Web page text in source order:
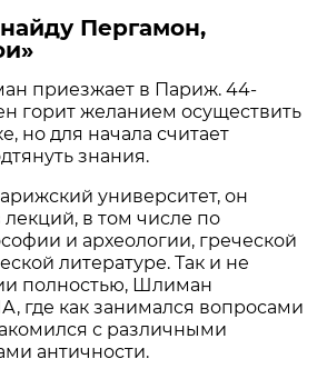
Пергамон,
приезжает в Париж. 44-
горит желанием осуществить
но для начала считает
знания.
университет, он
лекций, в том числе по
и археологии, греческой
литературе. Так и не
полностью, Шлиман
где как занимался вопросами
с различными
античности.